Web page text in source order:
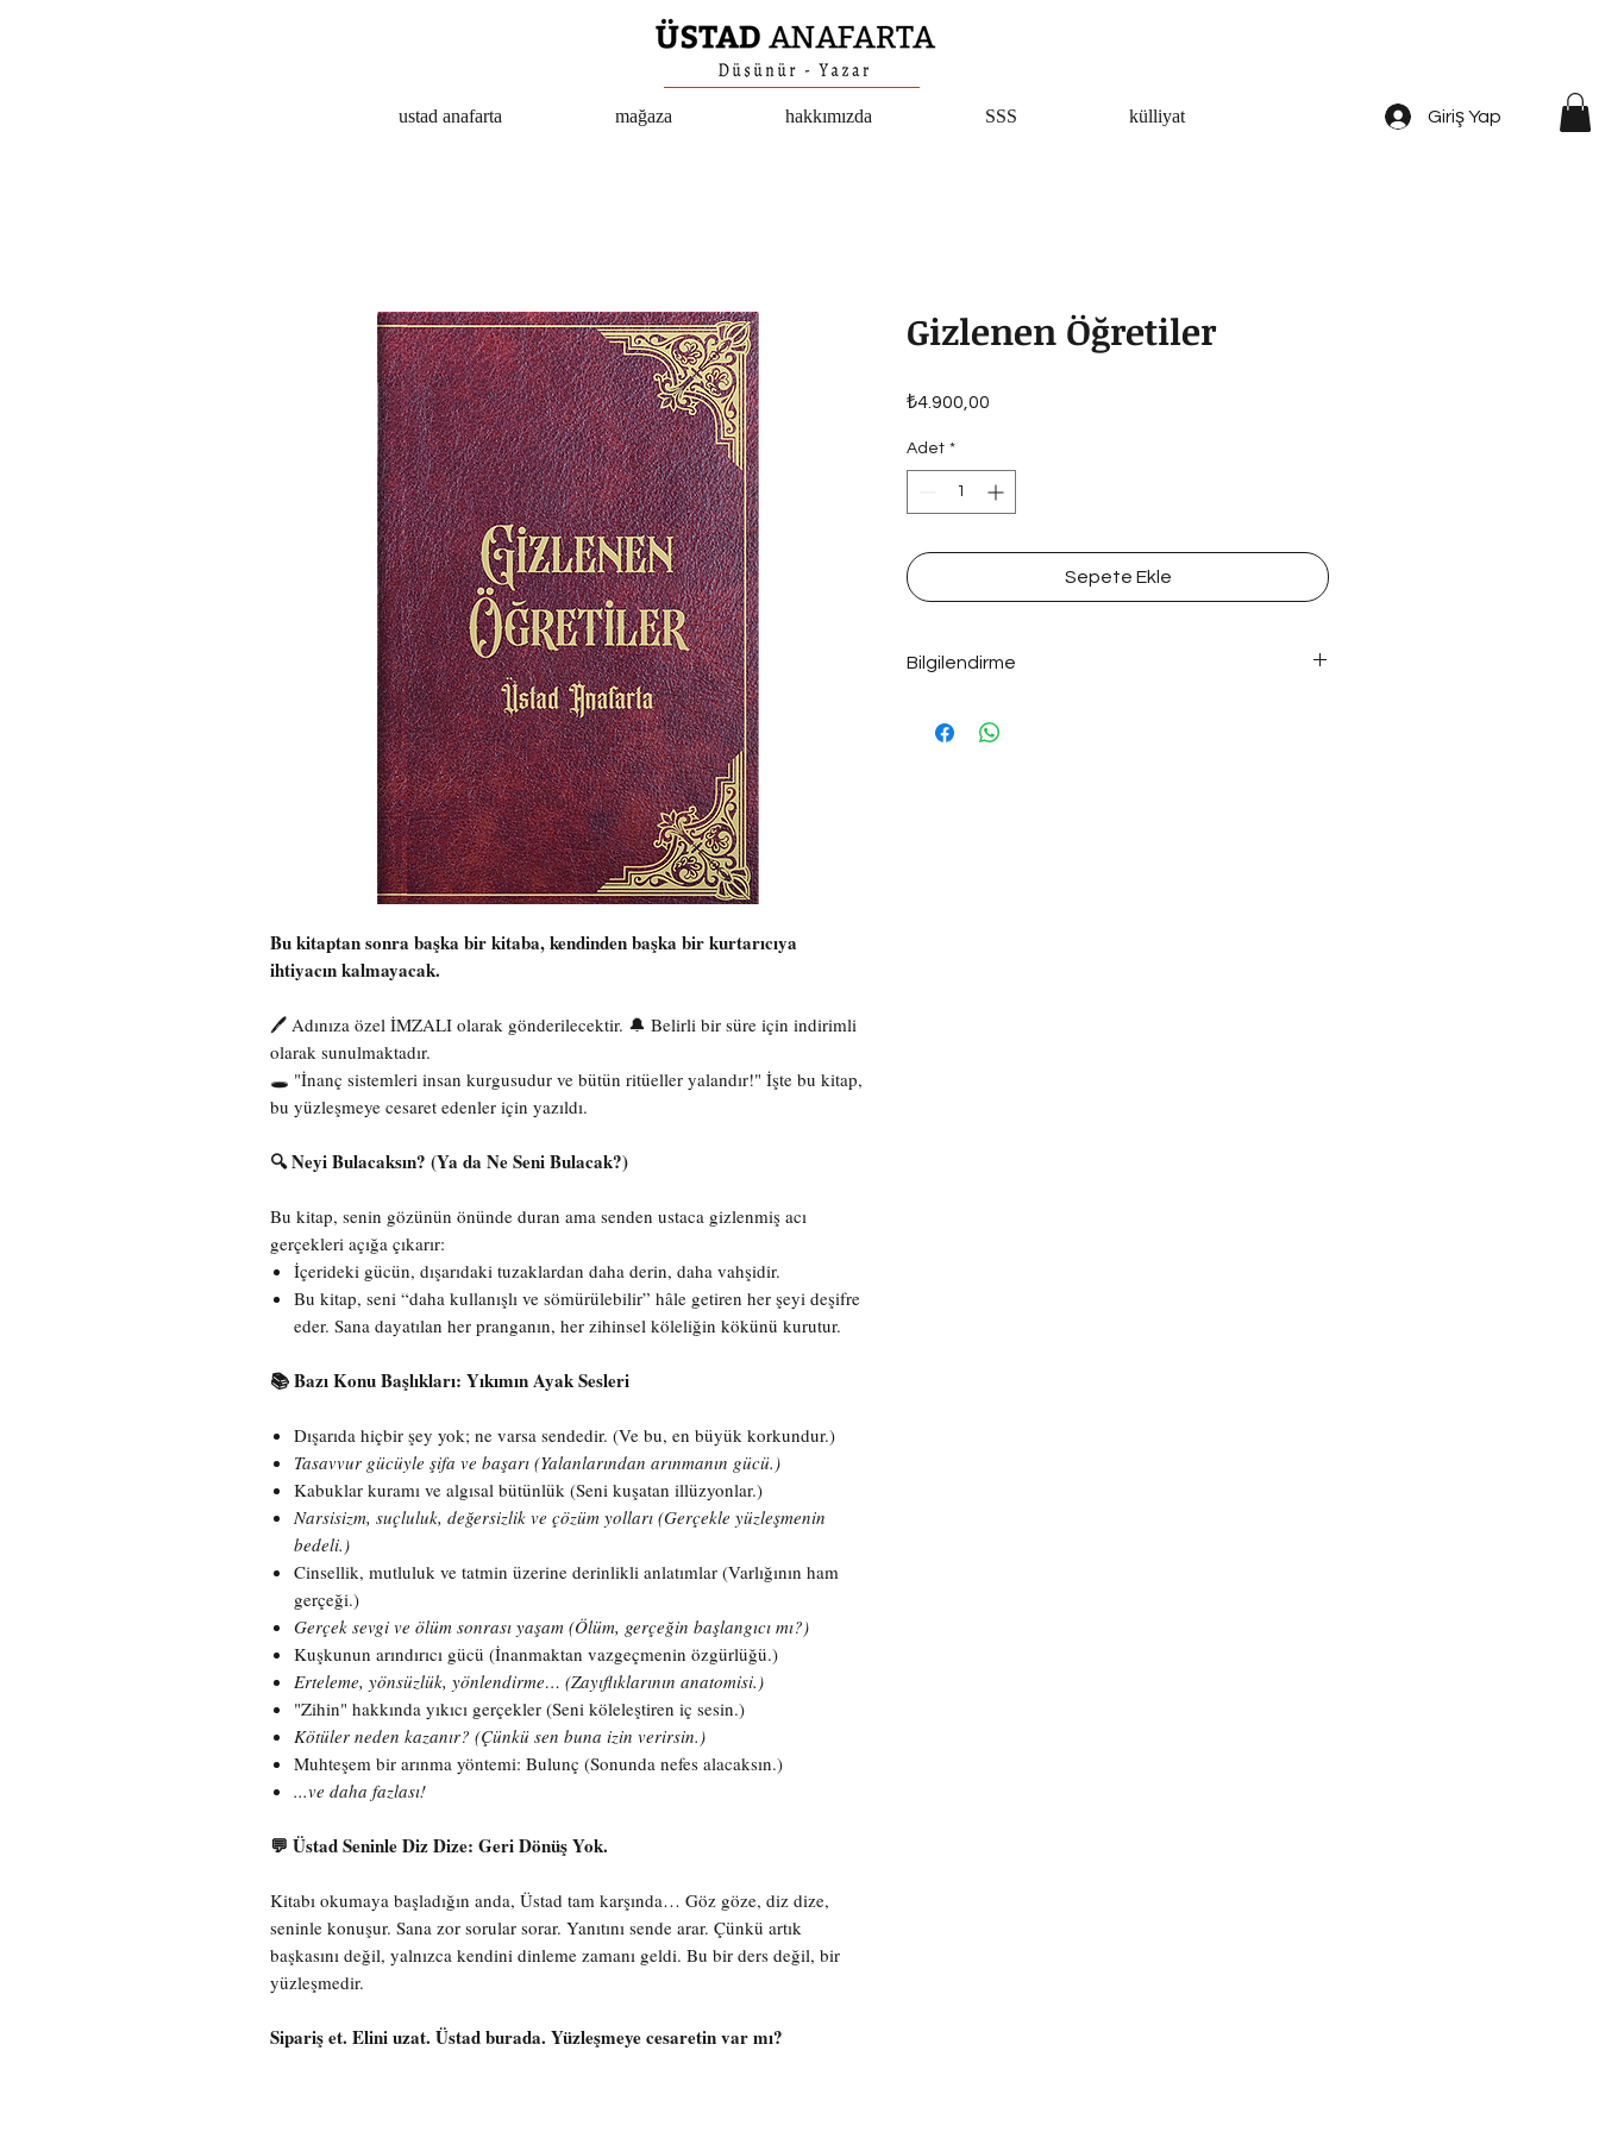
ustad anafarta mağaza hakkımızda SSS külliyat Giriş Yap
Bu kitaptan sonra başka bir kitaba, kendinden başka bir kurtarıcıya
ihtiyacın kalmayacak.
🖊️ Adınıza özel İMZALI olarak gönderilecektir. 🔔 Belirli bir süre için indirimli
olarak sunulmaktadır.
🕳️ "İnanç sistemleri insan kurgusudur ve bütün ritüeller yalandır!" İşte bu kitap,
bu yüzleşmeye cesaret edenler için yazıldı.
🔍 Neyi Bulacaksın? (Ya da Ne Seni Bulacak?)
Bu kitap, senin gözünün önünde duran ama senden ustaca gizlenmiş acı
gerçekleri açığa çıkarır:
İçerideki gücün, dışarıdaki tuzaklardan daha derin, daha vahşidir.
Bu kitap, seni “daha kullanışlı ve sömürülebilir” hâle getiren her şeyi deşifre
eder. Sana dayatılan her pranganın, her zihinsel köleliğin kökünü kurutur.
📚 Bazı Konu Başlıkları: Yıkımın Ayak Sesleri
Dışarıda hiçbir şey yok; ne varsa sendedir. (Ve bu, en büyük korkundur.)
Tasavvur gücüyle şifa ve başarı (Yalanlarından arınmanın gücü.)
Kabuklar kuramı ve algısal bütünlük (Seni kuşatan illüzyonlar.)
Narsisizm, suçluluk, değersizlik ve çözüm yolları (Gerçekle yüzleşmenin
bedeli.)
Cinsellik, mutluluk ve tatmin üzerine derinlikli anlatımlar (Varlığının ham
gerçeği.)
Gerçek sevgi ve ölüm sonrası yaşam (Ölüm, gerçeğin başlangıcı mı?)
Kuşkunun arındırıcı gücü (İnanmaktan vazgeçmenin özgürlüğü.)
Erteleme, yönsüzlük, yönlendirme… (Zayıflıklarının anatomisi.)
"Zihin" hakkında yıkıcı gerçekler (Seni köleleştiren iç sesin.)
Kötüler neden kazanır? (Çünkü sen buna izin verirsin.)
Muhteşem bir arınma yöntemi: Bulunç (Sonunda nefes alacaksın.)
...ve daha fazlası!
💬 Üstad Seninle Diz Dize: Geri Dönüş Yok.
Kitabı okumaya başladığın anda, Üstad tam karşında… Göz göze, diz dize,
seninle konuşur. Sana zor sorular sorar. Yanıtını sende arar. Çünkü artık
başkasını değil, yalnızca kendini dinleme zamanı geldi. Bu bir ders değil, bir
yüzleşmedir.
Sipariş et. Elini uzat. Üstad burada. Yüzleşmeye cesaretin var mı?
Gizlenen Öğretiler
₺4.900,00
Adet *
Sepete Ekle
Bilgilendirme
512 Sayfa, Ciltli, Karton Kapak, Holmen Kitap Kağıdı, 14 *